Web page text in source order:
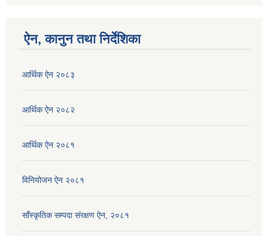
ऐन, कानुन तथा निर्देशिका
आर्थिक ऐन २०८३
आर्थिक ऐन २०८२
आर्थिक ऐन २०८१
विनियोजन ऐन २०८१
साँस्कृतिक सम्पदा संरक्षण ऐन, २०८१